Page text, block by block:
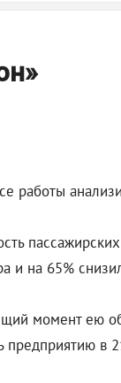
работы
и на 65%
момент ею
предприятию в